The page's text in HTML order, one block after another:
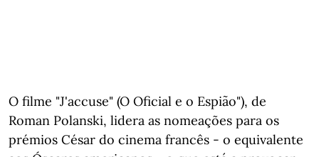
O filme "J'accuse" (O Oficial e o Espião"), de
Roman Polanski, lidera as nomeações para os
prémios César do cinema francês - o equivalente